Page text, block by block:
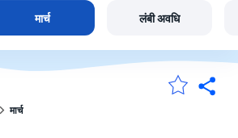
मार्च लंबी अवधि
मार्च